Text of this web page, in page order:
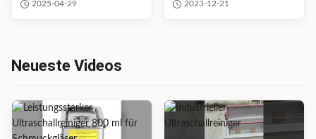
Medizin
2025-04-29
40khz 28khz
2023-12-21
Neueste Videos